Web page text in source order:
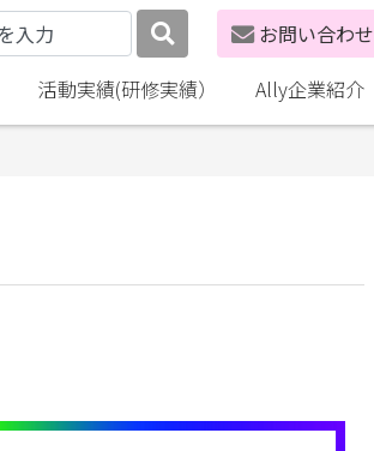
お問い合わせ
活動実績(研修実績） Ally企業紹介